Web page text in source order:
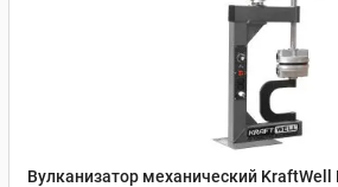
Вулканизатор механический KraftWell